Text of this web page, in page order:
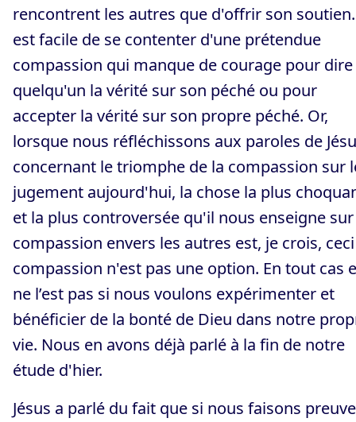
rencontrent les autres que d'offrir son
est facile de se contenter d'une prétendue
compassion qui manque de courage pour dire
quelqu'un la vérité sur son péché ou pour
accepter la vérité sur son propre péché. Or,
lorsque nous réfléchissons aux paroles de
concernant le triomphe de la compassion sur
jugement aujourd'hui, la chose la plus
et la plus controversée qu'il nous enseigne
compassion envers les autres est, je crois,
compassion n'est pas une option. En tout cas
ne l’est pas si nous voulons expérimenter et
bénéficier de la bonté de Dieu dans notre
vie. Nous en avons déjà parlé à la fin de notre
étude d'hier.
Jésus a parlé du fait que si nous faisons